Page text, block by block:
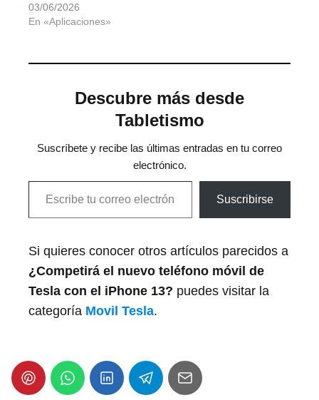
03/06/2026
En «Aplicaciones»
Descubre más desde
Tabletismo
Suscríbete y recibe las últimas entradas en tu correo
electrónico.
Escribe tu correo electrónico…
Suscribirse
Si quieres conocer otros artículos parecidos a
¿Competirá el nuevo teléfono móvil de
Tesla con el iPhone 13? puedes visitar la
categoría Movil Tesla.